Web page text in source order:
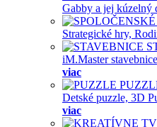
Gabby a jej kúzelný
Strategické hry,
iM.Master
viac
Detské puzzle, 3D
viac